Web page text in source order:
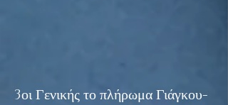
3οι Γενικής το πλήρωμα Γιάγκου-